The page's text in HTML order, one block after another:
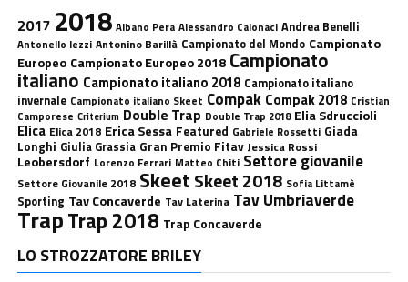
2017 2018 Albano Pera Alessandro Calonaci Andrea Benelli
Antonello Iezzi Antonino Barillà Campionato del Mondo Campionato
Europeo Campionato Europeo 2018 Campionato
italiano Campionato italiano 2018 Campionato italiano
invernale Campionato italiano Skeet Compak Compak 2018 Cristian
Camporese Criterium Double Trap Double Trap 2018 Elia Sdruccioli
Elica Elica 2018 Erica Sessa Featured Gabriele Rossetti Giada
Longhi Giulia Grassia Gran Premio Fitav Jessica Rossi
Leobersdorf Lorenzo Ferrari Matteo Chiti Settore giovanile
Settore Giovanile 2018 SkeetSkeet 2018 Sofia Littamè
Sporting Tav Concaverde Tav Laterina Tav Umbriaverde
TrapTrap 2018 Trap Concaverde
LO STROZZATORE BRILEY